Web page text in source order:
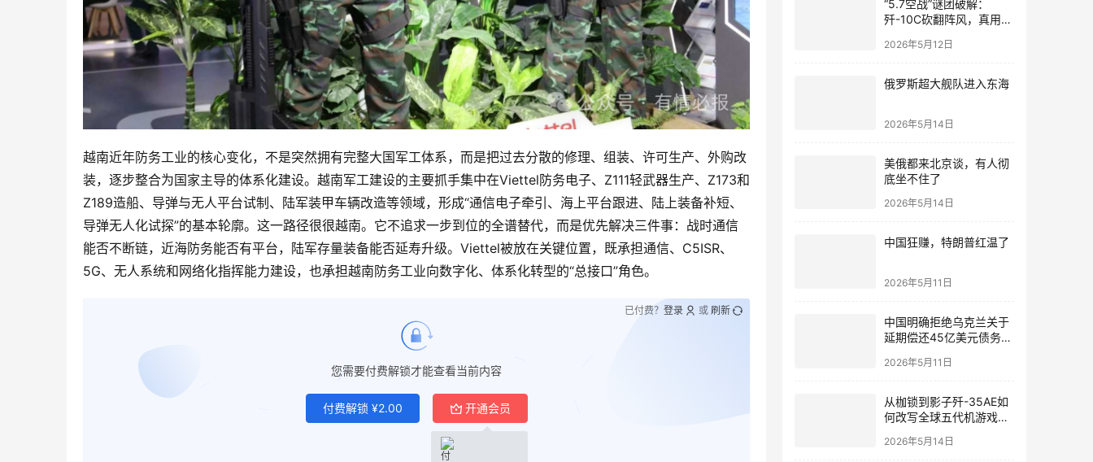
越南近年防务工业的核心变化，不是突然拥有完整大国军工体系，而是把过去分散的修理、组装、许可生产、外购改
装，逐步整合为国家主导的体系化建设。越南军工建设的主要抓手集中在Viettel防务电子、Z111轻武器生产、Z173和
Z189造船、导弹与无人平台试制、陆军装甲车辆改造等领域，形成“通信电子牵引、海上平台跟进、陆上装备补短、
导弹无人化试探”的基本轮廓。这一路径很很越南。它不追求一步到位的全谱替代，而是优先解决三件事：战时通信
能否不断链，近海防务能否有平台，陆军存量装备能否延寿升级。Viettel被放在关键位置，既承担通信、C5ISR、
5G、无人系统和网络化指挥能力建设，也承担越南防务工业向数字化、体系化转型的“总接口”角色。
您需要付费解锁才能查看当前内容
付费解锁 ¥2.00 开通会员
已付费？ 登录 或 刷新
“5.7空战”谜团破解：
歼-10C砍翻阵风，真用了
2026年5月12日
俄罗斯超大舰队进入东海
2026年5月14日
美俄都来北京谈，有人彻
底坐不住了
2026年5月14日
中国狂赚，特朗普红温了
2026年5月11日
中国明确拒绝乌克兰关于
延期偿还45亿美元债务的
2026年5月11日
从枷锁到影子歼-35AE如
何改写全球五代机游戏规
2026年5月14日